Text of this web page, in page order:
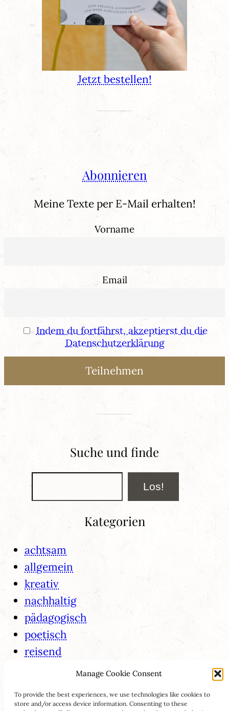
Manage Cookie Consent
To provide the best experiences, we use technologies like cookies to
store and/or access device information. Consenting to these
Jetzt bestellen!
Abonnieren
Meine Texte per E-Mail erhalten!
Vorname
Email
Indem du fortfährst, akzeptierst du die
Datenschutzerklärung
Suche und finde
Los!
Kategorien
achtsam
allgemein
kreativ
nachhaltig
pädagogisch
poetisch
reisend
selbstfreundschaftlich
weiblich